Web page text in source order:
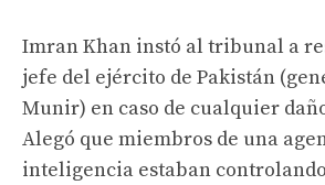
Imran Khan instó al tribunal a
jefe del ejército de Pakistán
Munir) en caso de cualquier
Alegó que miembros de una
inteligencia estaban